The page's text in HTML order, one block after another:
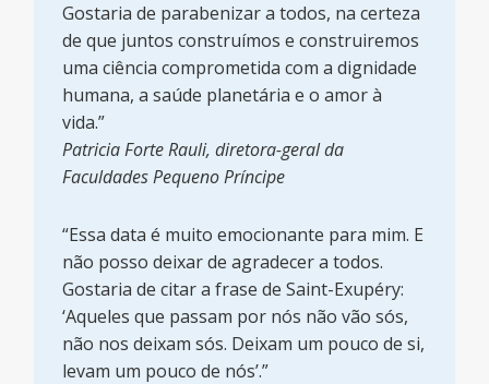
Gostaria de parabenizar a todos, na certeza
de que juntos construímos e construiremos
uma ciência comprometida com a dignidade
humana, a saúde planetária e o amor à
vida.”
Patricia Forte Rauli, diretora-geral da
Faculdades Pequeno Príncipe
“Essa data é muito emocionante para mim. E
não posso deixar de agradecer a todos.
Gostaria de citar a frase de Saint-Exupéry:
‘Aqueles que passam por nós não vão sós,
não nos deixam sós. Deixam um pouco de si,
levam um pouco de nós’.”